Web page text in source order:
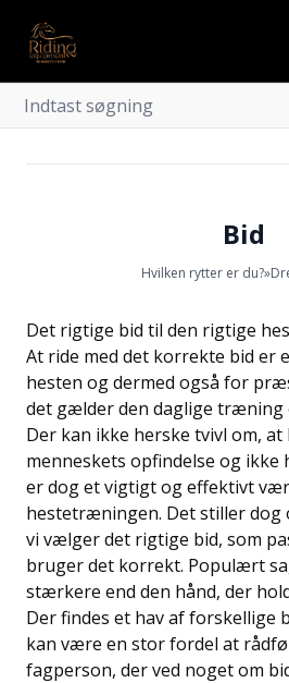
Bid
Hvilken rytter er du?»
Det rigtige bid til den rigtige
At ride med det korrekte bid er
hesten og dermed også for
det gælder den daglige
Der kan ikke herske tvivl om, at
menneskets opfindelse og ikke
er dog et vigtigt og effektivt
hestetræningen. Det stiller dog
vi vælger det rigtige bid, som
bruger det korrekt. Populært
stærkere end den hånd, der
Der findes et hav af forskellige
kan være en stor fordel at
fagperson, der ved noget om